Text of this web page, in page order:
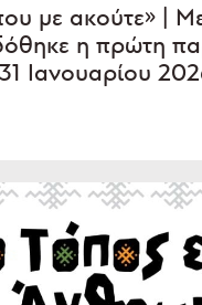
με ακούτε» |
η πρώτη
Ιανουαρίου